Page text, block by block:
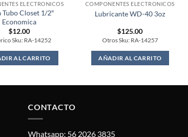
ELECTRONICOS
Tubo Closet 1/2″
Economica
$12.00
Sku: RA-14252
AL CARRITO
COMPONENTES ELECTRONICOS
Lubricante WD-40 3oz
$125.00
Otros Sku: RA-14257
AÑADIR AL CARRITO
CONTACTO
Whatsapp: 56 2026 3835